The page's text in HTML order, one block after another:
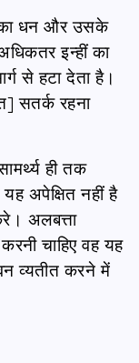
धन और उसके
इन्हीं का
से हटा देता है।
सतर्क रहना
ही तक
अपेक्षित नहीं है
अलबत्ता
चाहिए वह यह
व्यतीत करने में